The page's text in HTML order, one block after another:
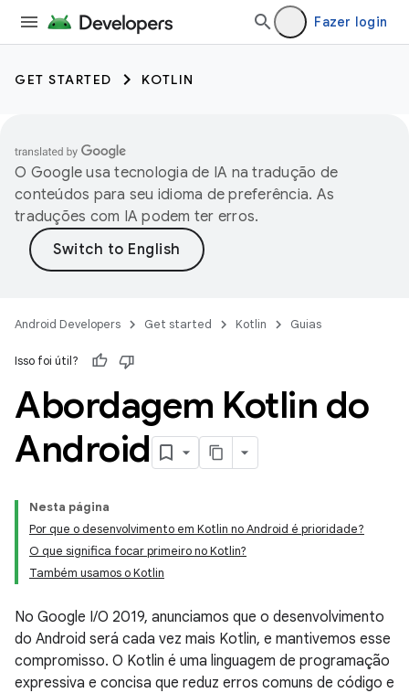
Fazer login
GET STARTED KOTLIN
O Google usa tecnologia de IA na tradução de
conteúdos para seu idioma de preferência. As
traduções com IA podem ter erros.
Android Developers Get started Kotlin Guias
Isso foi útil?
Abordagem Kotlin do
Android
Nesta página
Por que o desenvolvimento em Kotlin no Android é prioridade?
O que significa focar primeiro no Kotlin?
Também usamos o Kotlin
No Google I/O 2019, anunciamos que o desenvolvimento
do Android será cada vez mais Kotlin, e mantivemos esse
compromisso. O Kotlin é uma linguagem de programação
expressiva e concisa que reduz erros comuns de código e